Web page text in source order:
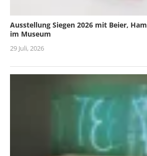
Ausstellung Siegen 2026 mit Beier,
im Museum
29 Juli, 2026